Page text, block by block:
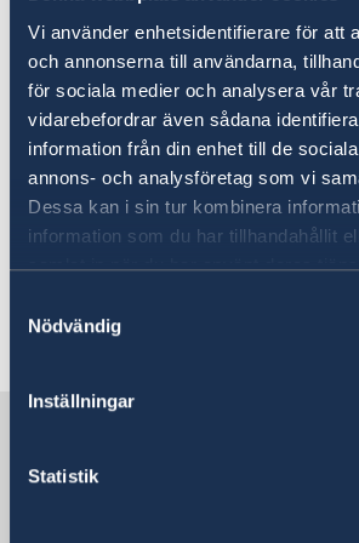
Vi använder enhetsidentifierare för att
och annonserna till användarna,
för sociala medier och analysera vår
vidarebefordrar även sådana
information från din enhet till de
annons- och analysföretag som vi
Dessa kan i sin tur kombinera
information som du har tillhandahållit
samlat in när du har använt deras
Nödvändig
Inställningar
Statistik
Kriminalitet och personlig säkerhet
Trafiksäkerhet och resor i landet
Terrorism
Turistattraktioner
Överföring av pengar
Ambassadens komersiella tjänster
Svenska företag i utlandet
Anmäla handelshinder
eventuella visumkrav. Mer
du under
in- och utresebestämmelser i
reseinformation
.
Kontrollera de aktuella in- och
utresebestämmelserna,
handlingar som krävs, med
Perus ambassad i Stockholm.